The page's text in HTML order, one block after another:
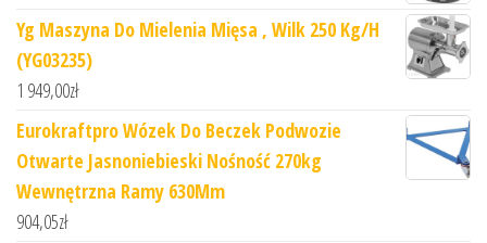
Yg Maszyna Do Mielenia Mięsa , Wilk 250 Kg/H
(YG03235)
1 949,00zł
Eurokraftpro Wózek Do Beczek Podwozie
Otwarte Jasnoniebieski Nośność 270kg
Wewnętrzna Ramy 630Mm
904,05zł